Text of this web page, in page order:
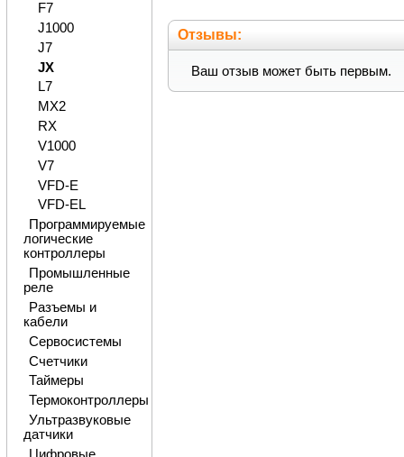
Отзывы:
Ваш отзыв может быть первым.
F7
J1000
J7
JX
L7
MX2
RX
V1000
V7
VFD-E
VFD-EL
Программируемые
логические
контроллеры
Промышленные
реле
Разъемы и
кабели
Сервосистемы
Счетчики
Таймеры
Термоконтроллеры
Ультразвуковые
датчики